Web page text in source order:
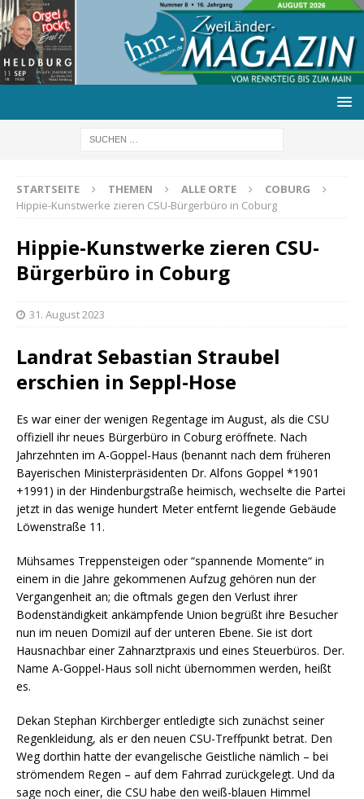
STARTSEITE THEMEN ALLE ORTE
COBURG
Hippie-Kunstwerke zieren CSU-Bürgerbüro in Coburg
Hippie-Kunstwerke zieren CSU-
Bürgerbüro in Coburg
31. August 2023
Landrat Sebastian Straubel
erschien in Seppl-Hose
Es war einer der wenigen Regentage im August, als die CSU
offiziell ihr neues Bürgerbüro in Coburg eröffnete. Nach
Jahrzehnten im A-Goppel-Haus (benannt nach dem früheren
Bayerischen Ministerpräsidenten Dr. Alfons Goppel *1901
+1991) in der Hindenburgstraße heimisch, wechselte die Partei
jetzt in das wenige hundert Meter entfernt liegende Gebäude
Löwenstraße 11.
Mühsames Treppensteigen oder “spannende Momente“ in
einem in die Jahre gekommenen Aufzug gehören nun der
Vergangenheit an; die oftmals gegen den Verlust ihrer
Bodenständigkeit ankämpfende Union begrüßt ihre Besucher
nun im neuen Domizil auf der unteren Ebene. Sie ist dort
Hausnachbar einer Zahnarztpraxis und eines Steuerbüros. Der.
Name A-Goppel-Haus soll nicht übernommen werden, heißt
es.
Dekan Stephan Kirchberger entledigte sich zunächst seiner
Regenkleidung, als er den neuen CSU-Treffpunkt betrat. Den
Weg dorthin hatte der evangelische Geistliche nämlich – bei
strömendem Regen – auf dem Fahrrad zurückgelegt. Und da
sage noch einer, die CSU habe den weiß-blauen Himmel